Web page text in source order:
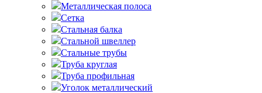
Металлическая полоса
Сетка
Стальная балка
Стальной швеллер
Стальные трубы
Труба круглая
Труба профильная
Уголок металлический